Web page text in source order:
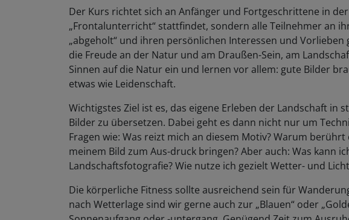
Der Kurs richtet sich an Anfänger und Fortgeschrittene in
„Frontalunterricht“ stattfindet, sondern alle Teilnehmer an
„abgeholt“ und ihren persönlichen Interessen und
die Freude an der Natur und am Draußen-Sein, am
Sinnen auf die Natur ein und lernen vor allem: gute Bilder
etwas wie Leidenschaft.
Wichtigstes Ziel ist es, das eigene Erleben der Landschaft in
Bilder zu übersetzen. Dabei geht es dann nicht nur um
Fragen wie: Was reizt mich an diesem Motiv? Warum
meinem Bild zum Aus-druck bringen? Aber auch: Was kann
Landschaftsfotografie? Wie nutze ich gezielt Wetter- und
Die körperliche Fitness sollte ausreichend sein für
nach Wetterlage sind wir gerne auch zur „Blauen“ oder